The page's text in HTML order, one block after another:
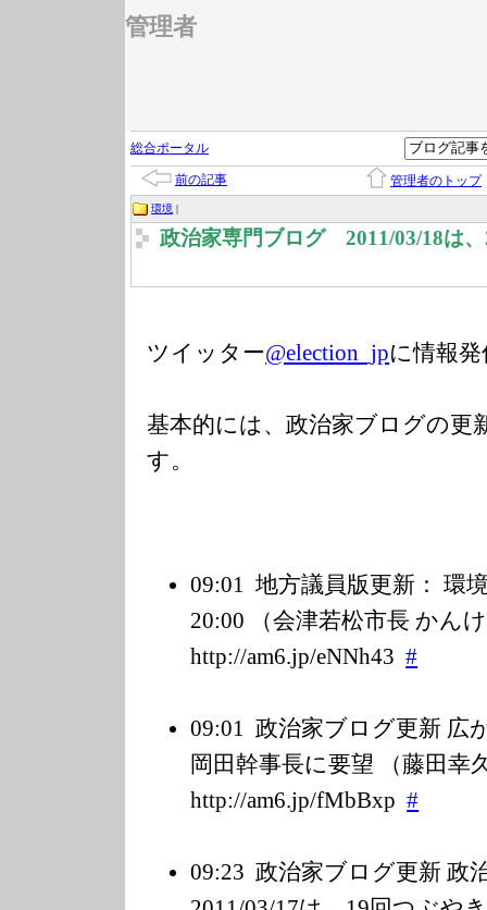
管理者
総合ポータル
前の記事 管理者のトップ
環境 |
政治家専門ブログ 2011/03/18は
ツイッター@election_jpに情報
基本的には、政治家ブログの更
す。
09:01 地方議員版更新： 環
20:00 （会津若松市長 かん
http://am6.jp/eNNh43 #
09:01 政治家ブログ更新 広
岡田幹事長に要望 （藤田
http://am6.jp/fMbBxp #
09:23 政治家ブログ更新